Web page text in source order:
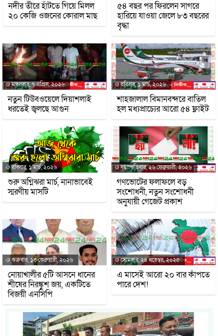
নদীর তীরে হাঁটতে গিয়ে মিলল
২০ কেজি ওজনের কোরাল মাছ
৫৪ বছর পর ফিরলেন সাগরে
হারিয়ে যাওয়া জেলে ৮৩ বছরের
বৃদ্ধা
মঙ্গলবার, ৭ এপ্রিল, ২০২৬
নতুন টিউবওয়েলে দিয়াশলাই
ধরতেই জ্বলছে আগুন
রবিবার, ১ মার্চ, ২০২৬
শাহজালাল বিমানবন্দরে বাতিল
হল মধ্যপ্রাচ্যের আরো ৫৪ ফ্লাইট
রবিবার, ১ মার্চ, ২০২৬
শুরু অগ্নিঝরা মার্চ, নানাভাবেই
স্মরণীয় মাসটি
বৃহস্পতিবার, ২৬ ফেব্রুয়ারী, ২০২৬
গণভোটের ফলাফলে বড়
সংশোধনী, নতুন সংশোধনী
অনুযায়ী গেজেট প্রকাশ
শুক্রবার, ১৩ ফেব্রুয়ারী, ২০২৬
নোয়াখালীর ৫টি আসনে ধানের
শীষের নিরঙ্কুশ জয়, একটিতে
বিজয়ী এনসিপি
সোমবার, ২৪ নভেম্বর, ২০২৫
এ মাসেই আরো ২০ বার কাঁপতে
পারে দেশ!